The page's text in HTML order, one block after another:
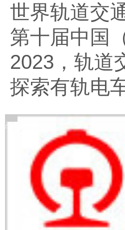
世界轨道交
第十届中国
2023，轨道
探索有轨电
广告